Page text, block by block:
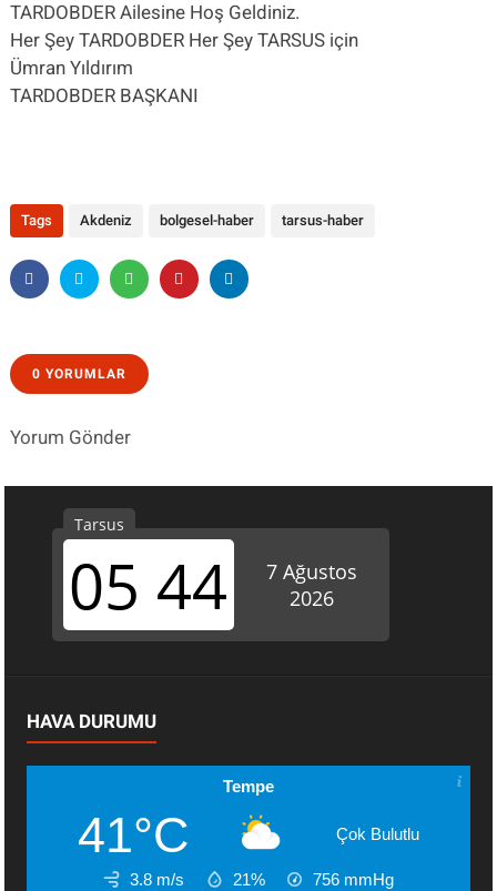
TARDOBDER Ailesine Hoş Geldiniz.
Her Şey TARDOBDER Her Şey TARSUS için
Ümran Yıldırım
TARDOBDER BAŞKANI
Tags Akdeniz bolgesel-haber tarsus-haber
0 YORUMLAR
Yorum Gönder
HAVA DURUMU
Tempe
41°C Çok Bulutlu
3.8 m/s 21% 756 mmHg